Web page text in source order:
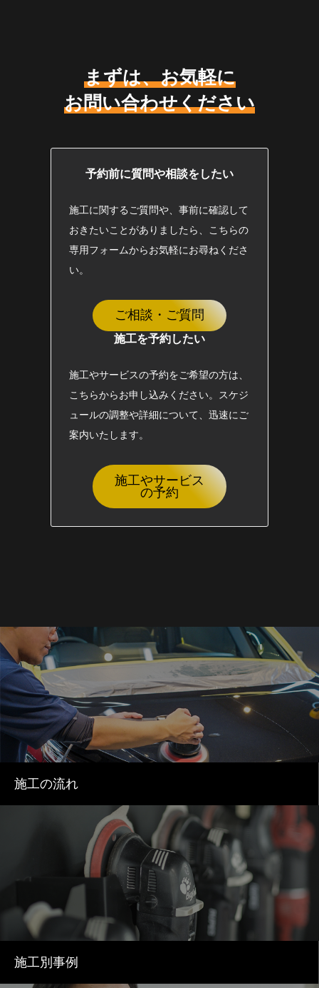
まずは、お気軽に
お問い合わせください
予約前に質問や相談をしたい
施工に関するご質問や、事前に確認して
おきたいことがありましたら、こちらの
専用フォームからお気軽にお尋ねくださ
い。
ご相談・ご質問
施工を予約したい
施工やサービスの予約をご希望の方は、
こちらからお申し込みください。スケジ
ュールの調整や詳細について、迅速にご
案内いたします。
施工やサービス
の予約
施工の流れ
施工別事例